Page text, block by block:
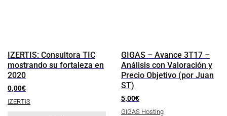
IZERTIS: Consultora TIC
mostrando su fortaleza en
2020
0,00€
IZERTIS
GIGAS – Avance 3T17 –
Análisis con Valoración y
Precio Objetivo (por Juan
ST)
5,00€
GIGAS Hosting